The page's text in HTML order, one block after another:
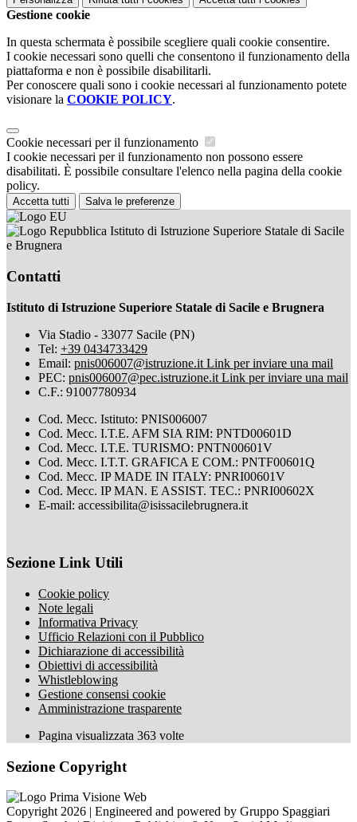
Gestione cookie
In questa schermata è possibile scegliere quali cookie consentire.
I cookie necessari sono quelli che consentono il funzionamento della
piattaforma e non è possibile disabilitarli.
Per conoscere quali sono i cookie necessari al funzionamento potete
visionare la COOKIE POLICY.
Cookie necessari per il funzionamento
I cookie necessari per il funzionamento non possono essere
disabilitati. È possibile consultare l'elenco nella pagina della cookie
policy.
Accetta tutti Salva le preferenze
Istituto di Istruzione Superiore Statale di Sacile
e Brugnera
Contatti
Istituto di Istruzione Superiore Statale di Sacile e Brugnera
Via Stadio - 33077 Sacile (PN)
Tel: +39 0434733429
Email: pnis006007@istruzione.it Link per inviare una mail
PEC: pnis006007@pec.istruzione.it Link per inviare una mail
C.F.: 91007780934
Cod. Mecc. Istituto: PNIS006007
Cod. Mecc. I.T.E. AFM SIA RIM: PNTD00601D
Cod. Mecc. I.T.E. TURISMO: PNTN00601V
Cod. Mecc. I.T.T. GRAFICA E COM.: PNTF00601Q
Cod. Mecc. IP MADE IN ITALY: PNRI00601V
Cod. Mecc. IP MAN. E ASSIST. TEC.: PNRI00602X
E-mail: accessibilita@isissacilebrugnera.it
Sezione Link Utili
Cookie policy
Note legali
Informativa Privacy
Ufficio Relazioni con il Pubblico
Dichiarazione di accessibilità
Obiettivi di accessibilità
Whistleblowing
Gestione consensi cookie
Amministrazione trasparente
Pagina visualizzata 363 volte
Sezione Copyright
Copyright 2026 | Engineered and powered by Gruppo Spaggiari